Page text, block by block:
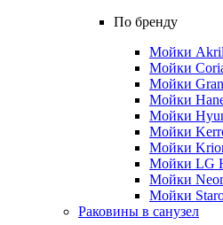
По бренду
Мойки
Мойки
Мойки
Мойки
Мойки
Мойки
Мойки
Мойки LG
Мойки
Мойки
Раковины в санузел